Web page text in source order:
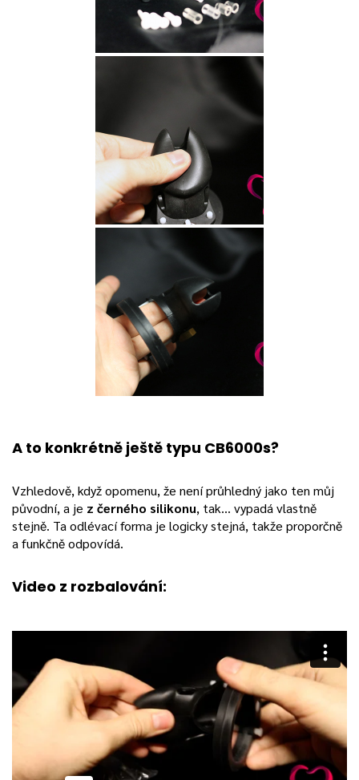
A to konkrétně ještě typu CB6000s?
Vzhledově, když opomenu, že není průhledný jako ten můj
původní, a je z černého silikonu, tak… vypadá vlastně
stejně. Ta odlévací forma je logicky stejná, takže proporčně
a funkčně odpovídá.
Video z rozbalování: